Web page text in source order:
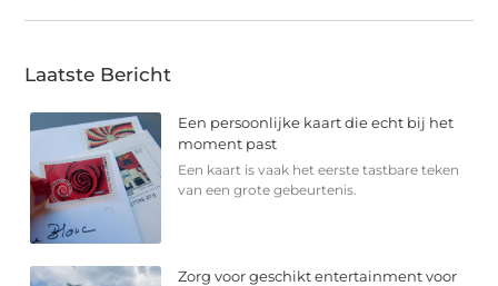
Laatste Bericht
Een persoonlijke kaart die echt bij het
moment past
Een kaart is vaak het eerste tastbare teken
van een grote gebeurtenis.
Zorg voor geschikt entertainment voor